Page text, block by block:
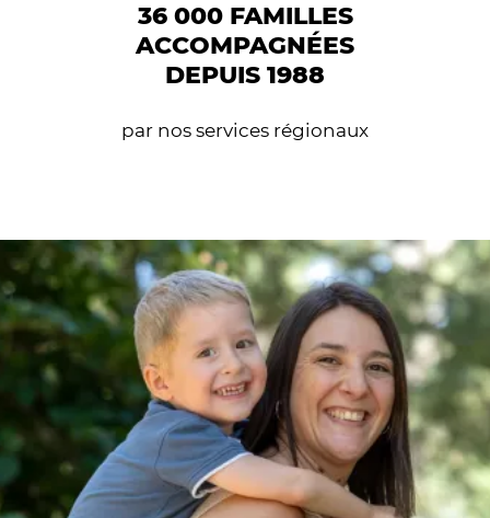
36 000 FAMILLES
ACCOMPAGNÉES
DEPUIS 1988
par nos services régionaux